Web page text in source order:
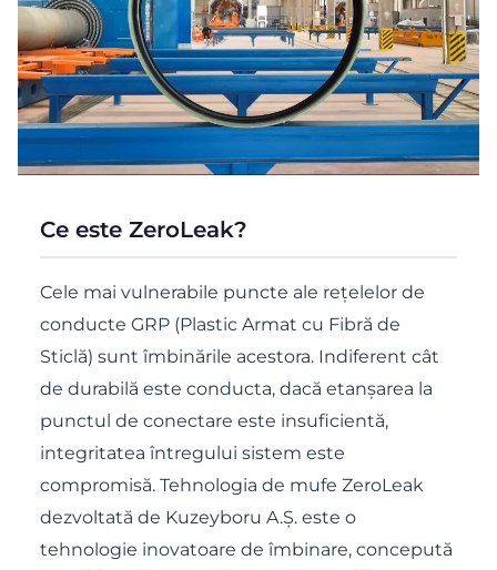
Ce este ZeroLeak?
Cele mai vulnerabile puncte ale rețelelor de
conducte GRP (Plastic Armat cu Fibră de
Sticlă) sunt îmbinările acestora. Indiferent cât
de durabilă este conducta, dacă etanșarea la
punctul de conectare este insuficientă,
integritatea întregului sistem este
compromisă. Tehnologia de mufe ZeroLeak
dezvoltată de Kuzeyboru A.Ş. este o
tehnologie inovatoare de îmbinare, concepută